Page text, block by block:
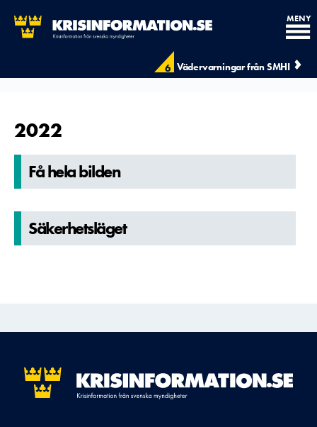
6 Vädervarningar från SMHI
MENY
2022
Få hela bilden
Säkerhetsl­äget